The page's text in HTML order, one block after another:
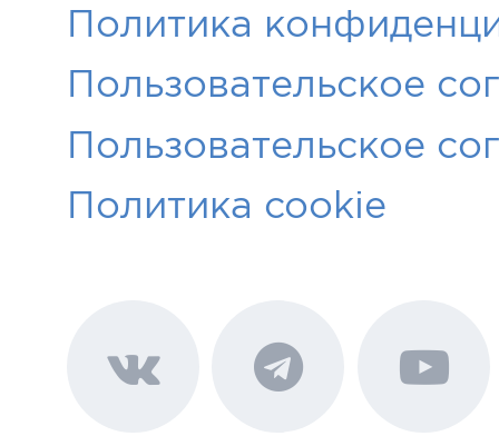
Политика
Пользовательское
Пользовательское
Политика cookie